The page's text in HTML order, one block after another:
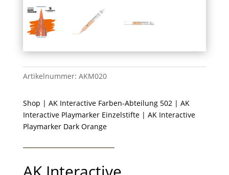
Artikelnummer: AKM020
Shop | AK Interactive Farben-Abteilung 502| AK
Interactive Playmarker Einzelstifte| AK Interactive
Playmarker Dark Orange